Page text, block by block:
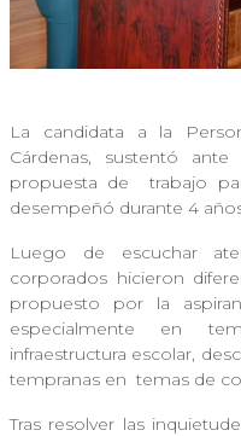
La candidata a la
Cárdenas, sustentó
propuesta de
trabajo
desempeñó durante 4
Luego de escuchar
corporados hicieron
propuesto por la
especialmente en
infraestructura escolar,
tempranas en temas de
Tras resolver las